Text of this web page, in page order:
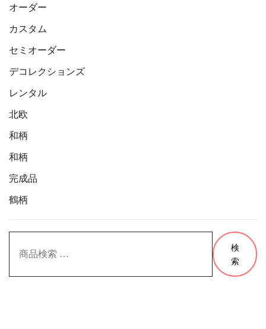
オーダー
カスタム
セミオーダー
デコレクションズ
レンタル
北欧
和柄
和柄
完成品
鶴柄
検
索